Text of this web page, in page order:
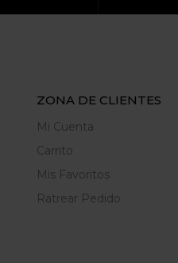
ZONA DE CLIENTES
Mi Cuenta
Carrito
Mis Favoritos
Ratrear Pedido